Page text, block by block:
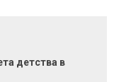
детства в